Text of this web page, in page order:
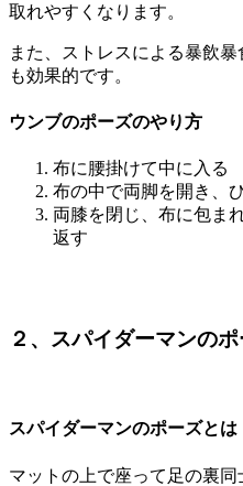
取れやすく なります。
また、ストレスによる暴飲
も効果的です。
ウンブのポーズのやり方
布に腰掛けて中に入る
布の中で両脚を開き、
両膝を閉じ、布に包ま
返す
２、スパイダーマンの
スパイダーマンのポーズとは
マットの上で座って足の裏同